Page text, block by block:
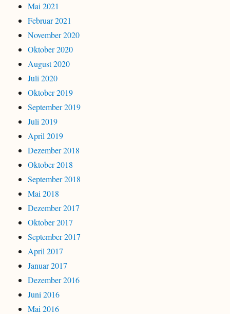
Mai 2021
Februar 2021
November 2020
Oktober 2020
August 2020
Juli 2020
Oktober 2019
September 2019
Juli 2019
April 2019
Dezember 2018
Oktober 2018
September 2018
Mai 2018
Dezember 2017
Oktober 2017
September 2017
April 2017
Januar 2017
Dezember 2016
Juni 2016
Mai 2016